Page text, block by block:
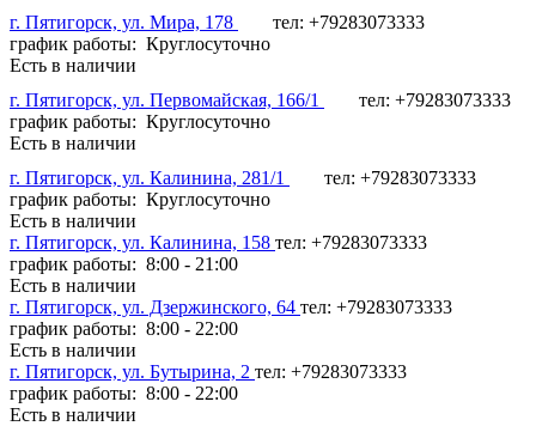
г. Пятигорск, ул. Мира, 178
тел: +79283073333
график работы: Круглосуточно
Есть в наличии
г. Пятигорск, ул. Первомайская, 166/1
тел: +79283073333
график работы: Круглосуточно
Есть в наличии
г. Пятигорск, ул. Калинина, 281/1
тел: +79283073333
график работы: Круглосуточно
Есть в наличии
г. Пятигорск, ул. Калинина, 158 тел: +79283073333
график работы: 8:00 - 21:00
Есть в наличии
г. Пятигорск, ул. Дзержинского, 64 тел: +79283073333
график работы: 8:00 - 22:00
Есть в наличии
г. Пятигорск, ул. Бутырина, 2 тел: +79283073333
график работы: 8:00 - 22:00
Есть в наличии